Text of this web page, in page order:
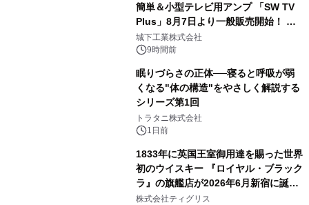
簡単＆小型テレビ用アンプ 「SW TV
Plus」8月7日より一般販売開始！ ケ
ーブル1本つなぐだけ、テレビの音が
ぐっと豊かに
城下工業株式会社
9時間前
眠りづらさの正体──寝ると呼吸が弱
くなる"体の構造"をやさしく解説する
シリーズ第1回
トラタニ株式会社
1日前
1833年に英国王室御用達を賜った世界
初のウイスキー 『ロイヤル・ブラック
ラ』の旗艦店が2026年6月新宿に誕
生 バカルディ ジャパンと連携した
株式会社ティグリス